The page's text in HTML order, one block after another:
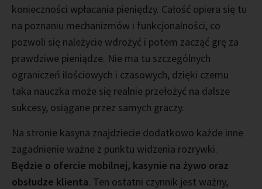
konieczności wpłacania pieniędzy. Całość opiera się tu
na poznaniu mechanizmów i funkcjonalności, co
pozwoli się należycie wdrożyć i potem zacząć grę za
prawdziwe pieniądze. Nie ma tu szczególnych
ograniczeń ilościowych i czasowych, dzięki czemu
taka nauczka może się realnie przełożyć na dalsze
sukcesy, osiągane przez samych graczy.
Na stronie kasyna znajdziecie dodatkowo każde inne
zagadnienie ważne z punktu widzenia rozrywki.
Będzie o ofercie mobilnej, kasynie na żywo oraz
obsłudze klienta. Ten ostatni czynnik jest ważny,